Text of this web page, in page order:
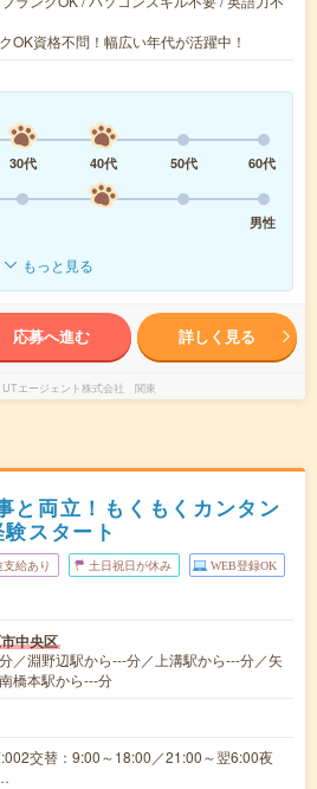
OK資格不問！幅広い年代が活躍中！
30代 40代 50代
60代
男性
もっと見る
応募へ進む 詳しく見る
UTエージェント株式会社 関東
と両立！もくもくカンタン
スタート
給あり 土日祝日が休み WEB登録OK
中央区
／淵野辺駅から---分／上溝駅から---分／矢
橋本駅から---分
交替：9:00～18:00／21:00～翌6:00夜